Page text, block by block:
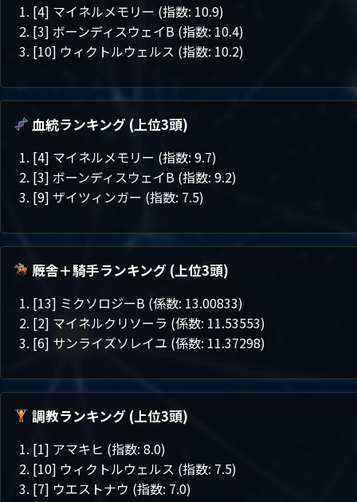
[4] マイネルメモリー (指数: 10.9)
[3] ボーンディスウェイB (指数: 10.4)
[10] ウィクトルウェルス (指数: 10.2)
血統ランキング (上位3頭)
[4] マイネルメモリー (指数: 9.7)
[3] ボーンディスウェイB (指数: 9.2)
[9] ザイツィンガー (指数: 7.5)
厩舎＋騎手ランキング (上位3頭)
[13] ミクソロジーB (係数: 13.00833)
[2] マイネルクリソーラ (係数: 11.53553)
[6] サンライズソレイユ (係数: 11.37298)
調教ランキング (上位3頭)
[1] アマキヒ (指数: 8.0)
[10] ウィクトルウェルス (指数: 7.5)
[7] ウエストナウ (指数: 7.0)